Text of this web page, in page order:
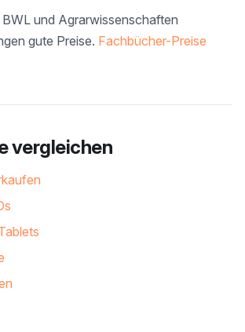
und Agrarwissenschaften
gute Preise. Fachbücher-Preise
vergleichen